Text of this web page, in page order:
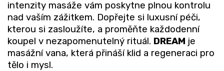
intenzity masáže vám poskytne plnou kontrolu
nad vaším zážitkem. Dopřejte si luxusní péči,
kterou si zasloužíte, a proměňte každodenní
koupel v nezapomenutelný rituál. DREAM je
masážní vana, která přináší klid a regeneraci pro
tělo i mysl.